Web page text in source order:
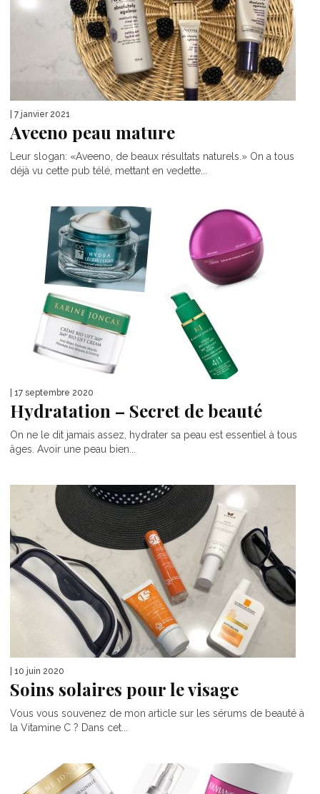
| 7 janvier 2021
Aveeno peau mature
Leur slogan: «Aveeno, de beaux résultats naturels.» On a tous
déjà vu cette pub télé, mettant en vedette...
| 17 septembre 2020
Hydratation – Secret de beauté
On ne le dit jamais assez, hydrater sa peau est essentiel à tous
âges. Avoir une peau bien...
| 10 juin 2020
Soins solaires pour le visage
Vous vous souvenez de mon article sur les sérums de beauté à
la Vitamine C ? Dans cet...